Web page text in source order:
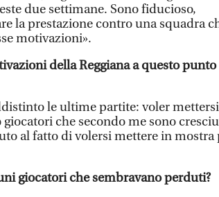
due settimane. Sono fiducioso,
la prestazione contro una squadra
motivazioni».
della Reggiana a questo
le ultime partite: voler
che secondo me sono
al fatto di volersi mettere in mostra
giocatori che sembravano perduti?